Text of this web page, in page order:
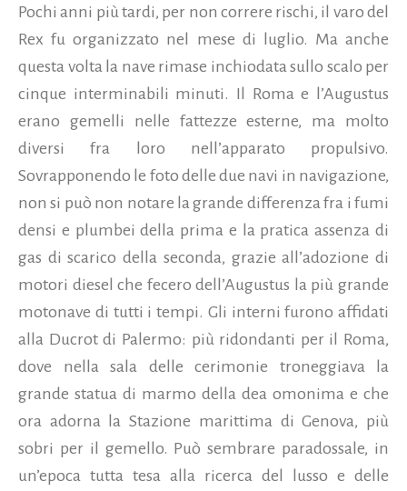
Pochi anni più tardi, per non correre rischi, il varo del
Rex fu organizzato nel mese di luglio. Ma anche
questa volta la nave rimase inchiodata sullo scalo per
cinque interminabili minuti. Il Roma e l’Augustus
erano gemelli nelle fattezze esterne, ma molto
diversi fra loro nell’apparato propulsivo.
Sovrapponendo le foto delle due navi in navigazione,
non si può non notare la grande differenza fra i fumi
densi e plumbei della prima e la pratica assenza di
gas di scarico della seconda, grazie all’adozione di
motori diesel che fecero dell’Augustus la più grande
motonave di tutti i tempi. Gli interni furono affidati
alla Ducrot di Palermo: più ridondanti per il Roma,
dove nella sala delle cerimonie troneggiava la
grande statua di marmo della dea omonima e che
ora adorna la Stazione marittima di Genova, più
sobri per il gemello. Può sembrare paradossale, in
un’epoca tutta tesa alla ricerca del lusso e delle